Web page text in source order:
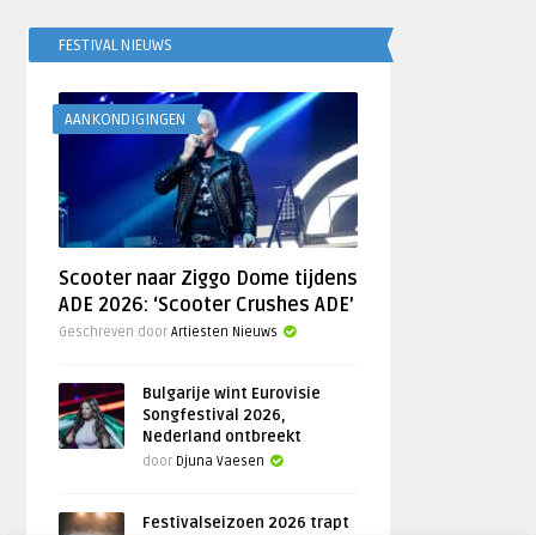
FESTIVAL NIEUWS
AANKONDIGINGEN
Scooter naar Ziggo Dome tijdens
ADE 2026: ‘Scooter Crushes ADE’
Geschreven doorArtiesten Nieuws
Bulgarije wint Eurovisie
Songfestival 2026,
Nederland ontbreekt
door Djuna Vaesen
Festivalseizoen 2026 trapt